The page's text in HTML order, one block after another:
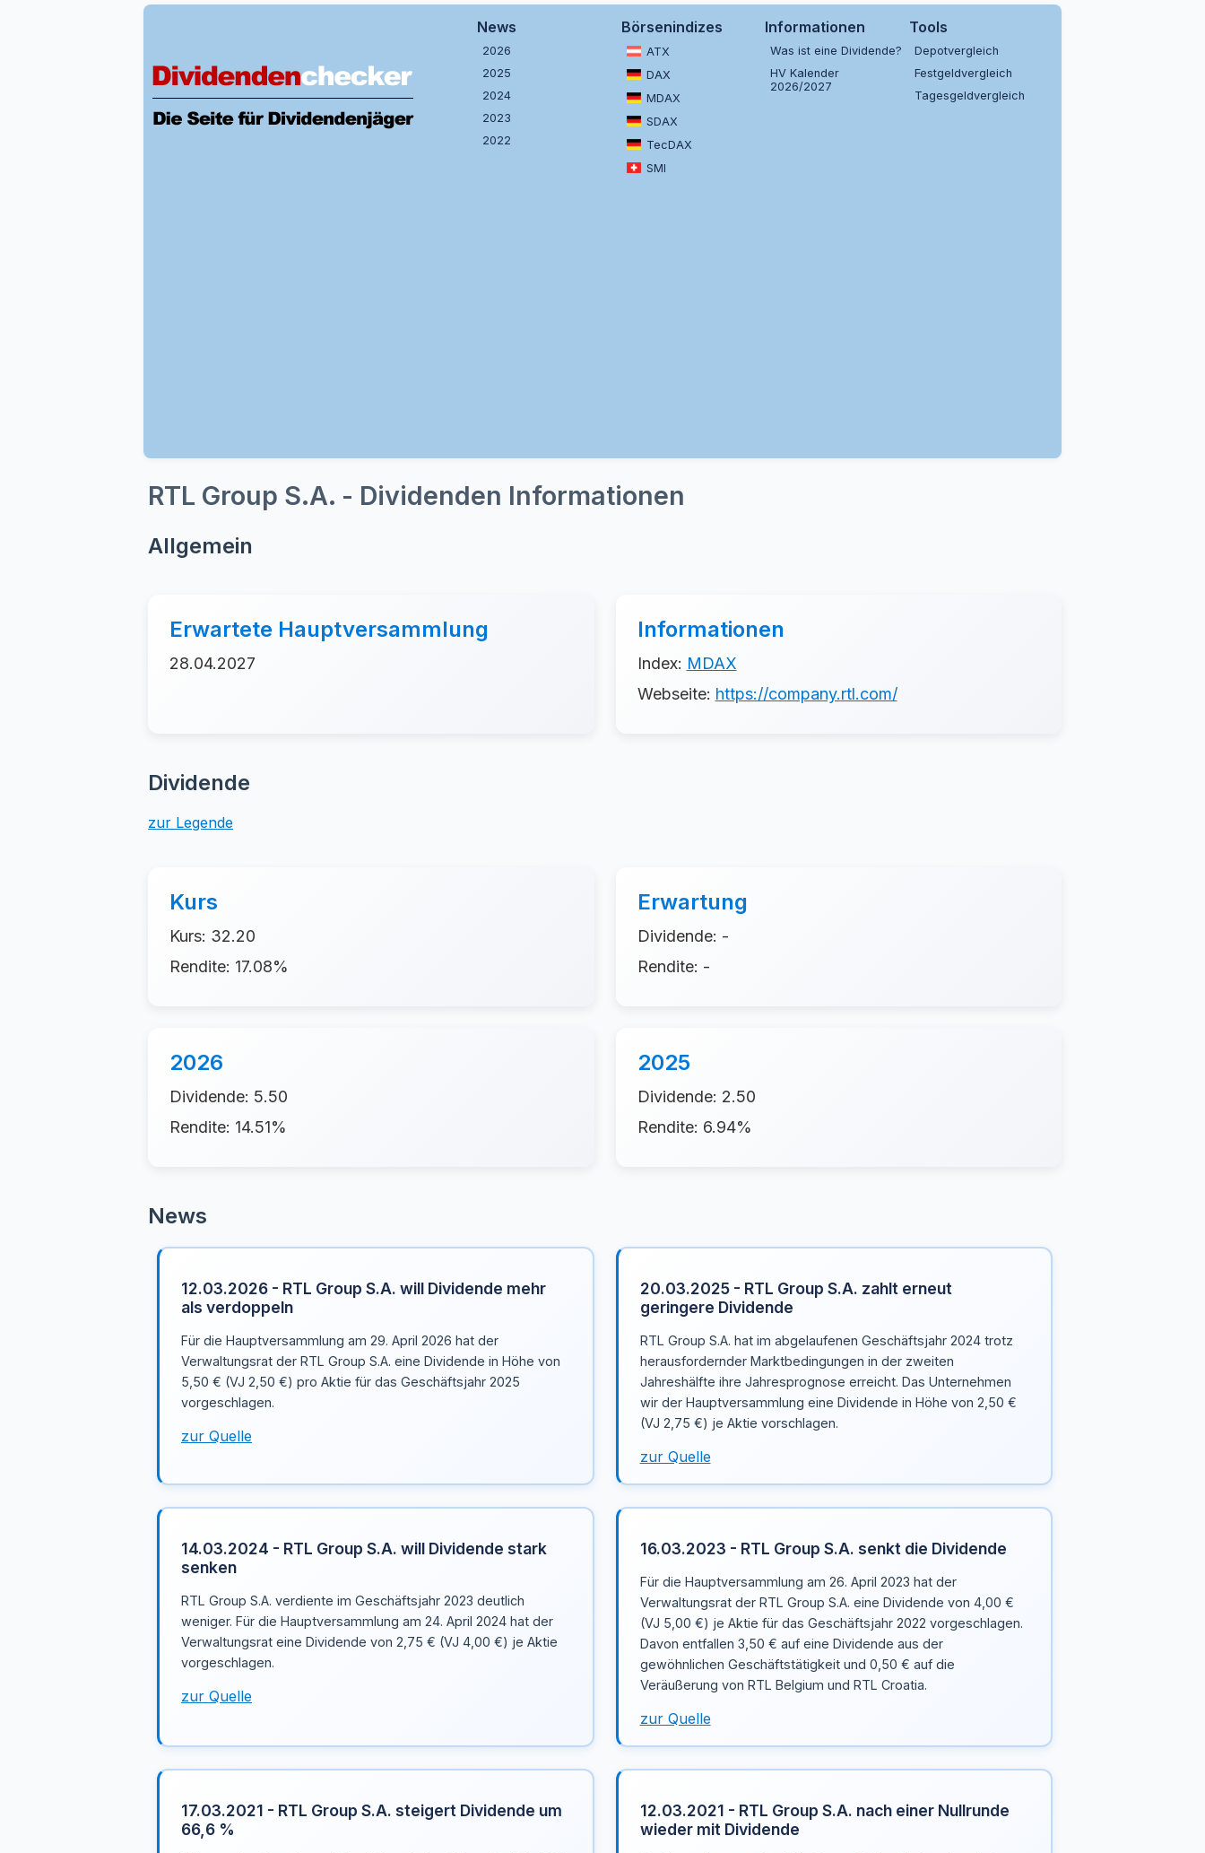
News
2026
2025
2024
2023
2022
Börsenindizes
ATX
DAX
MDAX
SDAX
TecDAX
SMI
Informationen
Was ist eine Dividende?
HV Kalender
2026/2027
Tools
Depotvergleich
Festgeldvergleich
Tagesgeldvergleich
RTL Group S.A. - Dividenden Informationen
Allgemein
Erwartete Hauptversammlung
28.04.2027
Informationen
Index: MDAX
Webseite: https://company.rtl.com/
Dividende
zur Legende
Kurs
Kurs: 32.20
Rendite: 17.08%
Erwartung
Dividende: -
Rendite: -
2026
Dividende: 5.50
Rendite: 14.51%
2025
Dividende: 2.50
Rendite: 6.94%
News
12.03.2026 - RTL Group S.A. will Dividende mehr
als verdoppeln
Für die Hauptversammlung am 29. April 2026 hat der
Verwaltungsrat der RTL Group S.A. eine Dividende in Höhe von
5,50 € (VJ 2,50 €) pro Aktie für das Geschäftsjahr 2025
vorgeschlagen.
zur Quelle
20.03.2025 - RTL Group S.A. zahlt erneut
geringere Dividende
RTL Group S.A. hat im abgelaufenen Geschäftsjahr 2024 trotz
herausfordernder Marktbedingungen in der zweiten
Jahreshälfte ihre Jahresprognose erreicht. Das Unternehmen
wir der Hauptversammlung eine Dividende in Höhe von 2,50 €
(VJ 2,75 €) je Aktie vorschlagen.
zur Quelle
14.03.2024 - RTL Group S.A. will Dividende stark
senken
RTL Group S.A. verdiente im Geschäftsjahr 2023 deutlich
weniger. Für die Hauptversammlung am 24. April 2024 hat der
Verwaltungsrat eine Dividende von 2,75 € (VJ 4,00 €) je Aktie
vorgeschlagen.
zur Quelle
16.03.2023 - RTL Group S.A. senkt die Dividende
Für die Hauptversammlung am 26. April 2023 hat der
Verwaltungsrat der RTL Group S.A. eine Dividende von 4,00 €
(VJ 5,00 €) je Aktie für das Geschäftsjahr 2022 vorgeschlagen.
Davon entfallen 3,50 € auf eine Dividende aus der
gewöhnlichen Geschäftstätigkeit und 0,50 € auf die
Veräußerung von RTL Belgium und RTL Croatia.
zur Quelle
17.03.2021 - RTL Group S.A. steigert Dividende um
66,6 %
12.03.2021 - RTL Group S.A. nach einer Nullrunde
wieder mit Dividende